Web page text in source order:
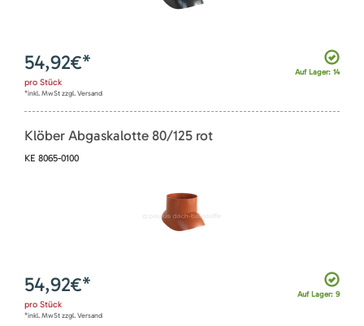
Auf Lager: 14
54,92€*
pro Stück
*inkl. MwSt zzgl. Versand
Klöber Abgaskalotte 80/125 rot
KE 8065-0100
Auf Lager: 9
54,92€*
pro Stück
*inkl. MwSt zzgl. Versand